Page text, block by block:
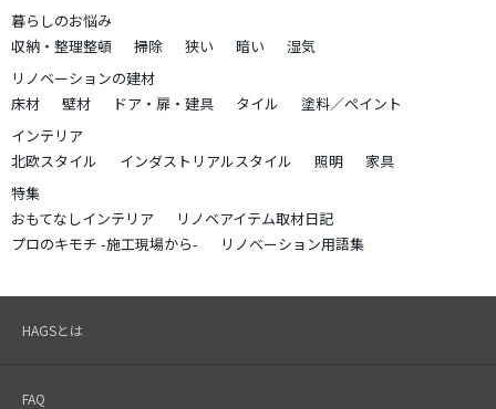
暮らしのお悩み
収納・整理整頓
掃除 狭い 暗い
湿気
リノベーションの建材
床材
壁材 ドア・扉・建具 タイル
塗料／ペイント
インテリア
北欧スタイル
インダストリアルスタイル 照明
家具
特集
おもてなしインテリア
リノベアイテム取材日記
プロのキモチ -施工現場から-
リノベーション用語集
HAGSとは
FAQ